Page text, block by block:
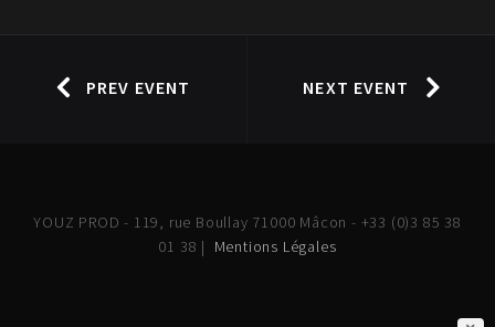
PREV EVENT NEXT EVENT
YOUZ PROD - 119, rue Boullay 71000 Mâcon - +33 (0)3 85 38
01 38 | Mentions Légales